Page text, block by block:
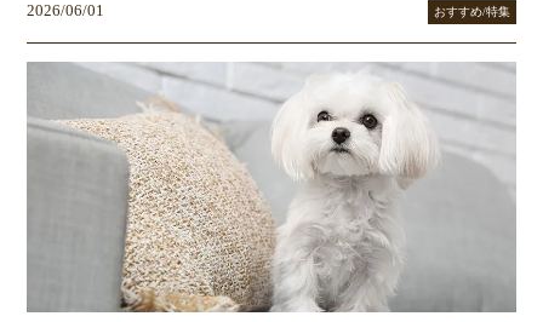
2026/06/01 おすすめ/特集